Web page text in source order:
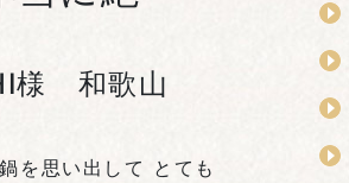
様 和歌山
を思い出して とても